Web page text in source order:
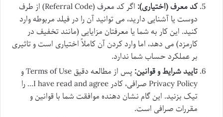
کد معرف (اختیاری):
اگر کد معرف (Referral Code) از طرف
دوست یا آشنایی دارید، می توانید آن را در فیلد مربوطه وارد
کنید. این کار به شما یا معرفتان مزایایی (مانند تخفیف در
کارمزد) می دهد، اما وارد کردن آن کاملاً اختیاری است و تاثیری
بر عملکرد حساب شما ندارد.
تایید شرایط و قوانین:
پس از مطالعه دقیق Terms of Use و
Privacy Policy صرافی، کادر I have read and agree… را
تیک بزنید. این گام نشان دهنده موافقت شما با قوانین و
مقررات صرافی است.